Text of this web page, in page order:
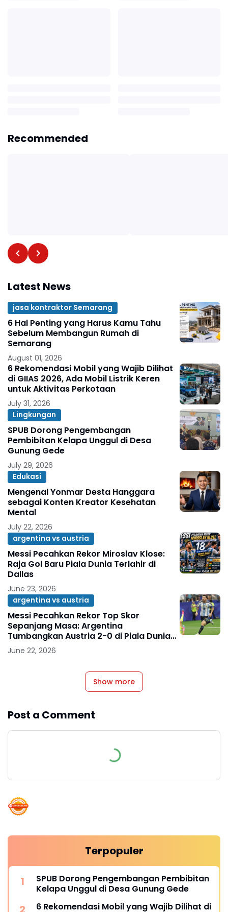
Recommended
Latest News
jasa kontraktor Semarang
6 Hal Penting yang Harus Kamu Tahu
Sebelum Membangun Rumah di
Semarang
August 01, 2026
6 Rekomendasi Mobil yang Wajib Dilihat
di GIIAS 2026, Ada Mobil Listrik Keren
untuk Aktivitas Perkotaan
July 31, 2026
Lingkungan
SPUB Dorong Pengembangan
Pembibitan Kelapa Unggul di Desa
Gunung Gede
July 29, 2026
Edukasi
Mengenal Yonmar Desta Hanggara
sebagai Konten Kreator Kesehatan
Mental
July 22, 2026
argentina vs austria
Messi Pecahkan Rekor Miroslav Klose:
Raja Gol Baru Piala Dunia Terlahir di
Dallas
June 23, 2026
argentina vs austria
Messi Pecahkan Rekor Top Skor
Sepanjang Masa: Argentina
Tumbangkan Austria 2-0 di Piala Dunia
2026
June 22, 2026
Show more
Post a Comment
Terpopuler
SPUB Dorong Pengembangan Pembibitan
Kelapa Unggul di Desa Gunung Gede
6 Rekomendasi Mobil yang Wajib Dilihat di